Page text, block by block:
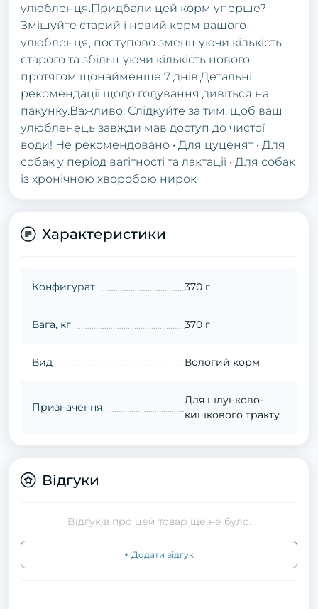
улюбленця.Придбали цей корм уперше?
Змішуйте старий і новий корм вашого
улюбленця, поступово зменшуючи кількість
старого та збільшуючи кількість нового
протягом щонайменше 7 днів.Детальні
рекомендації щодо годування дивіться на
пакунку.Важливо: Слідкуйте за тим, щоб ваш
улюбленець завжди мав доступ до чистої
води! Не рекомендовано • Для цуценят • Для
собак у період вагітності та лактації • Для собак
із хронічною хворобою нирок
Характеристики
Конфигурат 370 г
Вага, кг 370 г
Вид Вологий корм
Призначення
Для шлунково-
кишкового тракту
Відгуки
Відгуків про цей товар ще не було.
+ Додати відгук